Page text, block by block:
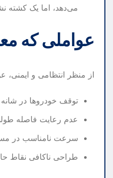
می‌دهد، اما یک کشته
عواملی که
از منظر انتظامی و ایمنی،
توقف خودروها در
عدم رعایت فاصله
سرعت نامناسب در
طراحی ناکافی نقاط